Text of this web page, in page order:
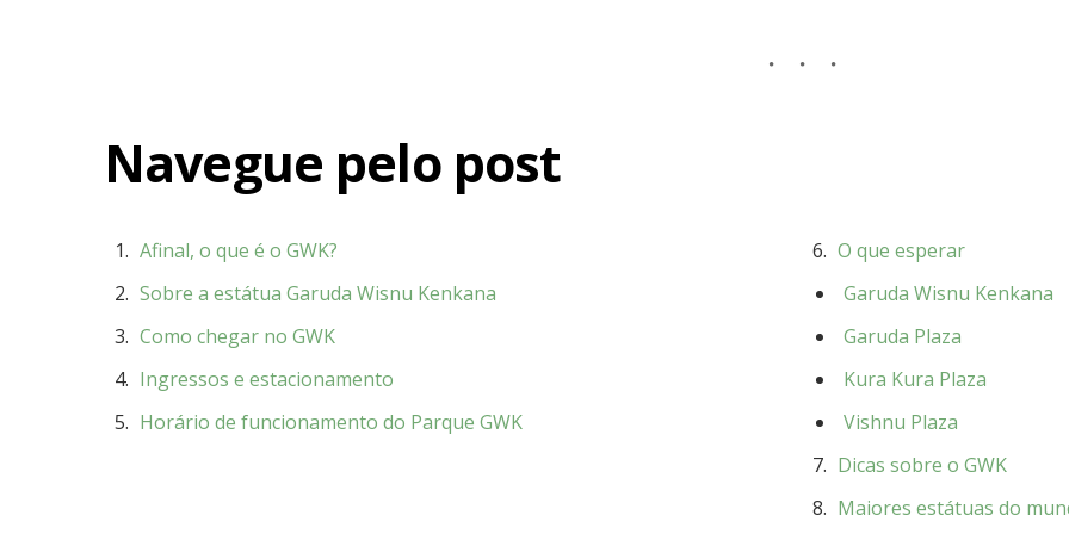
Navegue pelo post
Afinal, o que é o GWK?
Sobre a estátua Garuda Wisnu Kenkana
Como chegar no GWK
Ingressos e estacionamento
Horário de funcionamento do Parque GWK
O que esperar
Garuda Wisnu Kenkana
Garuda Plaza
Kura Kura Plaza
Vishnu Plaza
Dicas sobre o GWK
Maiores estátuas do